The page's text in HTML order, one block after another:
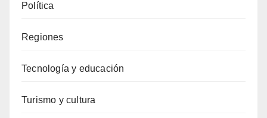
Política
Regiones
Tecnología y educación
Turismo y cultura